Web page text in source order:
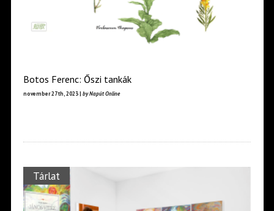
Botos Ferenc: Őszi tankák
november 27th, 2023 | by Napút Online
Tárlat